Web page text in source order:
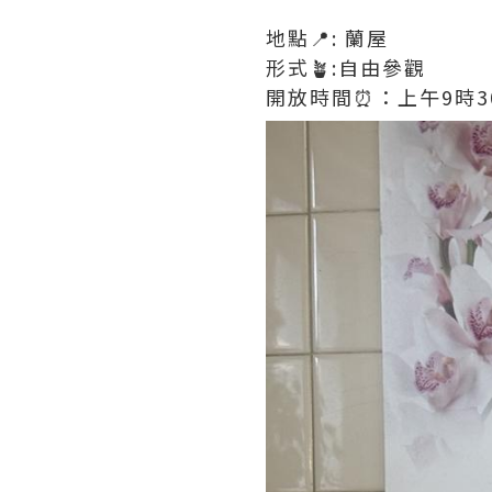
地點📍: 蘭屋
形式🪴:自由參觀
開放時間⏰：上午9時